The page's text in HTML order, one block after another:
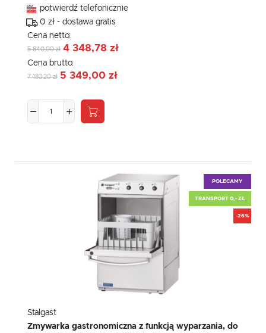
potwierdź telefonicznie
0 zł - dostawa gratis
Cena netto:
5 840,00 zł 4 348,78 zł
Cena brutto:
7 183,20 zł 5 349,00 zł
POLECAMY
TRANSPORT 0,- ZŁ
-26%
Stalgast
Zmywarka gastronomiczna z funkcją wyparzania, do